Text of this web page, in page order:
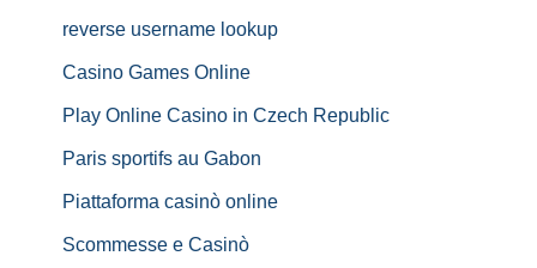
reverse username lookup
Casino Games Online
Play Online Casino in Czech Republic
Paris sportifs au Gabon
Piattaforma casinò online
Scommesse e Casinò